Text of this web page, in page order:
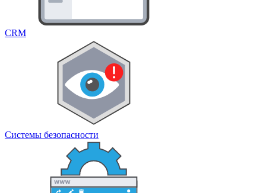
CRM
Системы безопасности